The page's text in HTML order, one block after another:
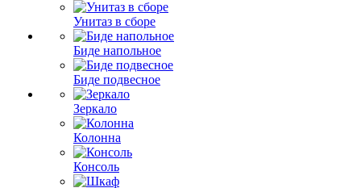
Унитаз в сборе
Биде напольное
Биде подвесное
Зеркало
Колонна
Консоль